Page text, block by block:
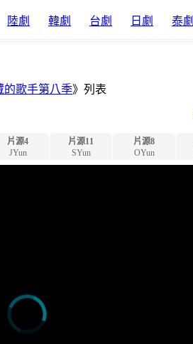
陸劇 韓劇 台劇 日劇 泰劇
的歌手第八季》列表
片源4
JYun
片源11
SYun
片源8
OYun